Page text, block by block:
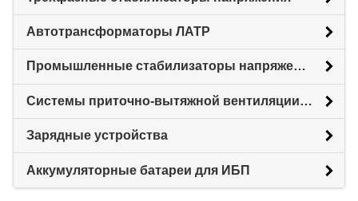
Автотрансформаторы ЛАТР
Промышленные стабилизаторы напряжения
Системы приточно-вытяжной вентиляции с рекуперацией тепловой энергии (Рекуператоры)
Зарядные устройства
Аккумуляторные батареи для ИБП